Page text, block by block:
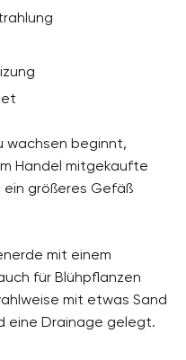
wachsen beginnt,
Handel mitgekaufte
größeres Gefäß
mit einem
für Blühpflanzen
mit etwas Sand
eine Drainage gelegt.